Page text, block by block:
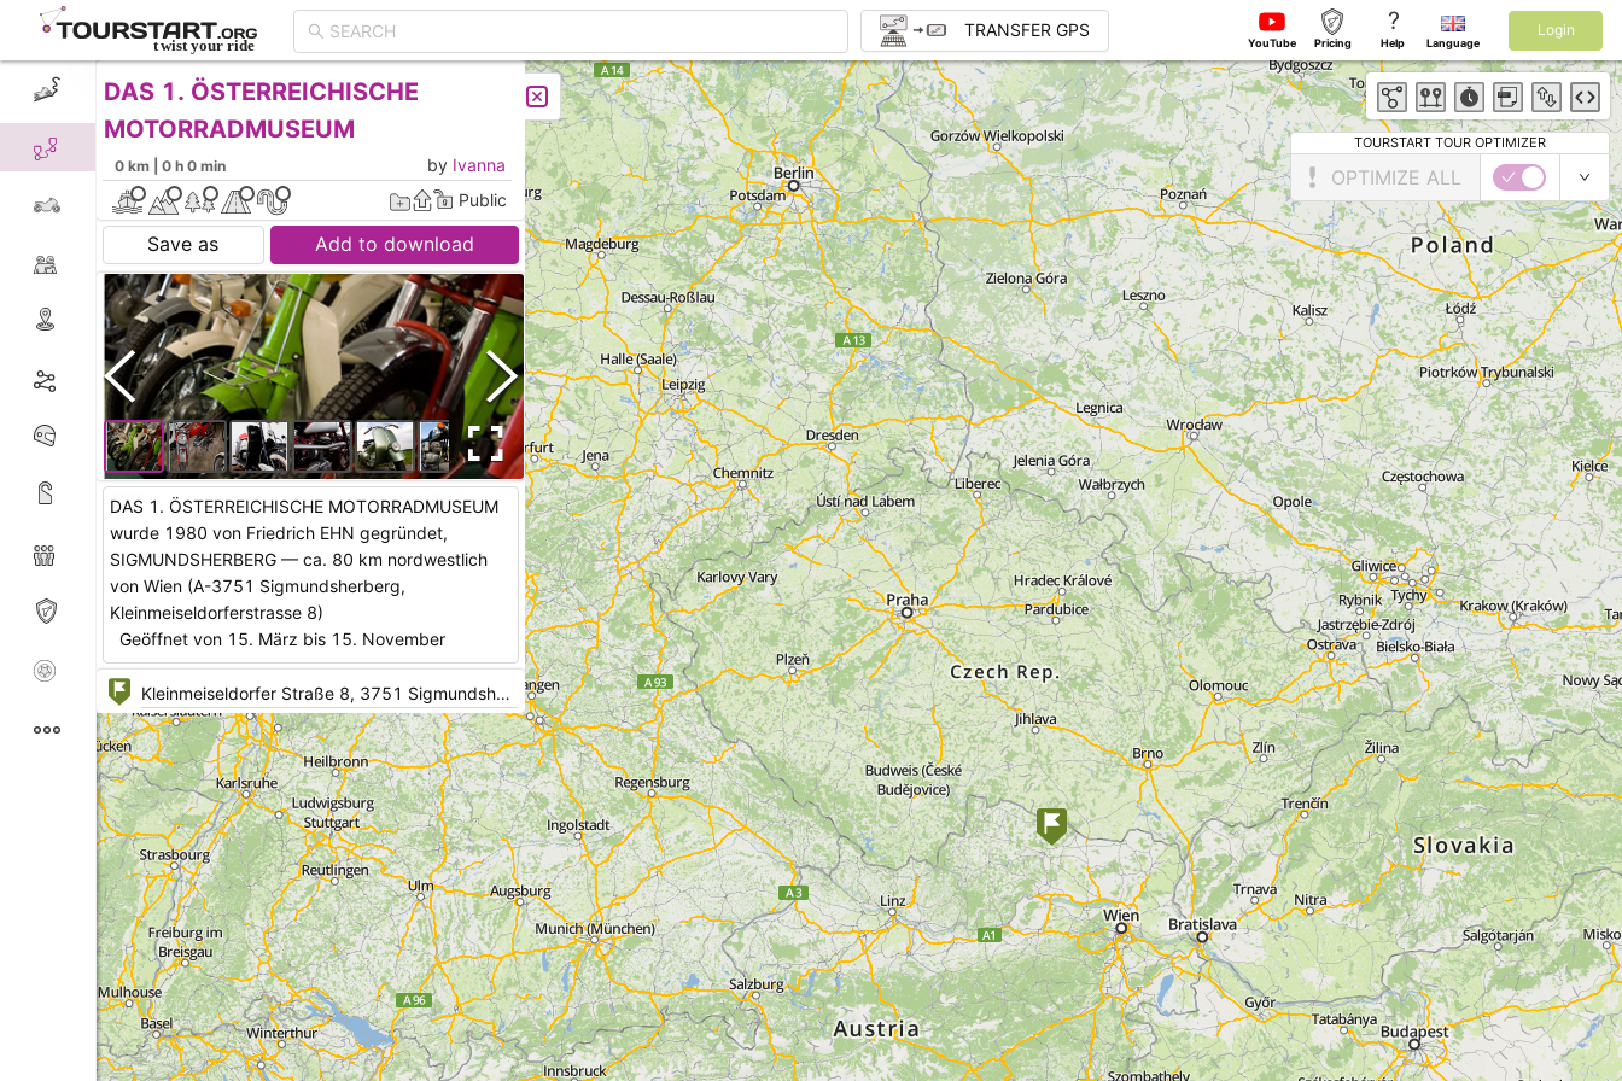
TRANSFER GPS
YouTube Pricing
?
Help Language
Login
CREATE TOUR LIST
DAS 1. ÖSTERREICHISCHE
MOTORRADMUSEUM
0 km | 0 h 0 min by Ivanna
Public
Save as Add to download
DAS 1. ÖSTERREICHISCHE MOTORRADMUSEUM
wurde 1980 von Friedrich EHN gegründet,
SIGMUNDSHERBERG — ca. 80 km nordwestlich
von Wien (A-3751 Sigmundsherberg,
Kleinmeiseldorferstrasse 8)
Geöffnet von 15. März bis 15. November
Samstag, Sonn- und Feiertag von 10-17
Uhr.Außerhalb der Öffnungszeiten: telefonische
Voranmeldung +43 664 649 38 55
30 Jahre Tradition und über 100 Jahre Motorrad-
geschichte haben 2009 eine neue Heimat
gefunden — in Sigmundsherberg im nördlichen
Niederösterreich, in unmittelbarer Nähe des
Bahnhofs.
Prof. Friedrich Ehn schlägt hier ein neues
Museumskapitel auf, in dem jene Zeit wieder
lebendig wird, zu der das Motorrad den
Individualverkehr entscheidend prägte.
Zusätzlich zur permanenten Ausstellung, mit
TOURSTART TOUR OPTIMIZER
OPTIMIZE ALL